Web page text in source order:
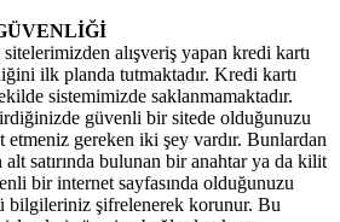
sitelerimizden alışveriş yapan kredi kartı
ilk planda tutmaktadır. Kredi kartı
sistemimizde saklanmamaktadır.
güvenli bir sitede olduğunuzu
gereken iki şey vardır. Bunlardan
alt satırında bulunan bir anahtar ya da kilit
bir internet sayfasında olduğunuzu
bilgileriniz şifrelenerek korunur. Bu